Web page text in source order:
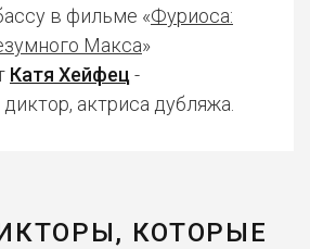
в фильме «Фуриоса:
Макса»
Катя Хейфец -
актриса дубляжа.
КОТОРЫЕ